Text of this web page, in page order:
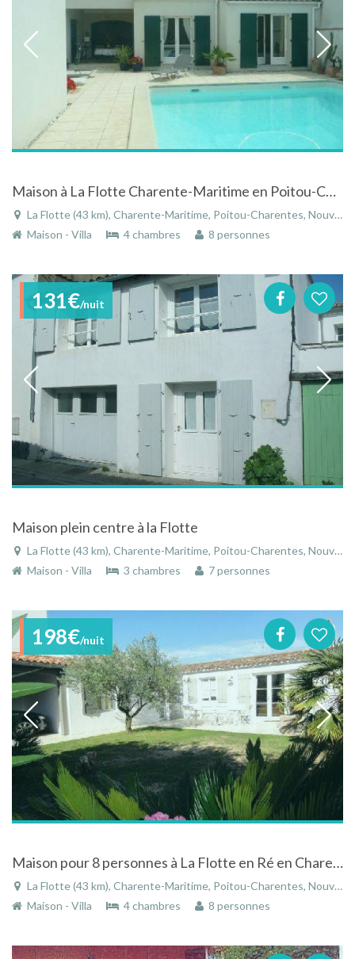
Maison à La Flotte Charente-Maritime en Poitou-Charentes avec jardin méditerranéen et piscine
La Flotte (43 km), Charente-Maritime, Poitou-Charentes, Nouvelle-Aquitaine, France
Maison - Villa
4 chambres 8 personnes
131€/nuit
Maison plein centre à la Flotte
La Flotte (43 km), Charente-Maritime, Poitou-Charentes, Nouvelle-Aquitaine, France
Maison - Villa
3 chambres 7 personnes
198€/nuit
Maison pour 8 personnes à La Flotte en Ré en Charente-Maritime
La Flotte (43 km), Charente-Maritime, Poitou-Charentes, Nouvelle-Aquitaine, France
Maison - Villa
4 chambres 8 personnes